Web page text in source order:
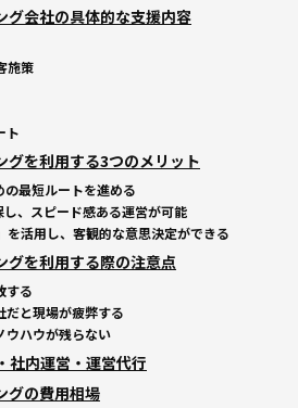
グ会社の具体的な支援内容
施策
ト
グを利用する3つのメリット
最短ルートを進める
、スピード感ある運営が可能
を活用し、客観的な意思決定ができる
グを利用する際の注意点
する
だと現場が疲弊する
ウハウが残らない
社内運営・運営代行
グの費用相場